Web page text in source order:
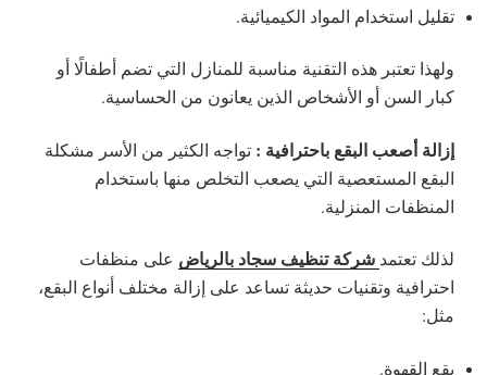
تقليل استخدام المواد الكيميائية.
ولهذا تعتبر هذه التقنية مناسبة للمنازل التي تضم أطفالًا أو
كبار السن أو الأشخاص الذين يعانون من الحساسية.
إزالة أصعب البقع باحترافية : تواجه الكثير من الأسر مشكلة
البقع المستعصية التي يصعب التخلص منها باستخدام
المنظفات المنزلية.
لذلك تعتمد شركة تنظيف سجاد بالرياض على منظفات
احترافية وتقنيات حديثة تساعد على إزالة مختلف أنواع البقع،
مثل:
بقع القهوة.